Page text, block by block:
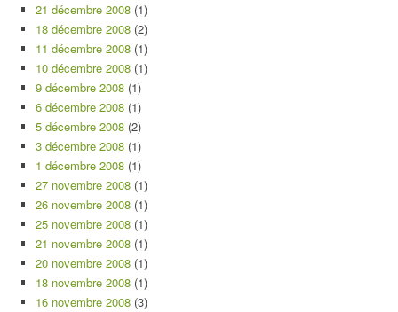
21 décembre 2008 (1)
18 décembre 2008 (2)
11 décembre 2008 (1)
10 décembre 2008 (1)
9 décembre 2008 (1)
6 décembre 2008 (1)
5 décembre 2008 (2)
3 décembre 2008 (1)
1 décembre 2008 (1)
27 novembre 2008 (1)
26 novembre 2008 (1)
25 novembre 2008 (1)
21 novembre 2008 (1)
20 novembre 2008 (1)
18 novembre 2008 (1)
16 novembre 2008 (3)